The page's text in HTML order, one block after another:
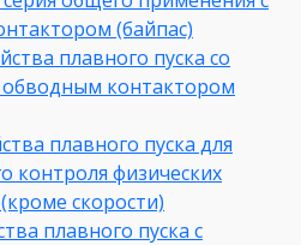
(байпас)
плавного пуска со
контактором
плавного пуска для
контроля физических
скорости)
плавного пуска с